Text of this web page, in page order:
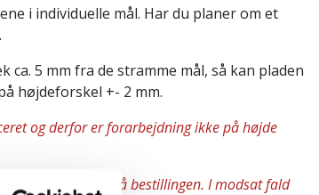
i individuelle mål. Har du planer om et
5 mm fra de stramme mål, så kan pladen
højdeforskel +- 2 mm.
og derfor er forarbejdning ikke på højde
dette angives på bestillingen. I modsat fald